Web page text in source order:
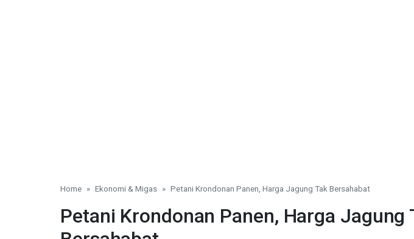
Home Ekonomi & Migas Petani Krondonan Panen, Harga Jagung Tak Bersahabat
Petani Krondonan Panen, Harga Jagung